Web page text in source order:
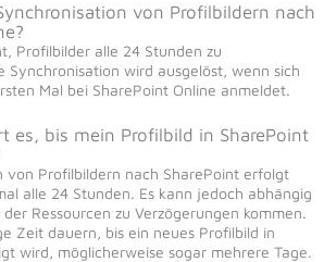
von Profilbildern nach
Profilbilder alle 24 Stunden zu
Synchronisation wird ausgelöst, wenn sich
Mal bei SharePoint Online anmeldet.
es, bis mein Profilbild in SharePoint
von Profilbildern nach SharePoint erfolgt
alle 24 Stunden. Es kann jedoch abhängig
Ressourcen zu Verzögerungen kommen.
Zeit dauern, bis ein neues Profilbild in
wird, möglicherweise sogar mehrere Tage.